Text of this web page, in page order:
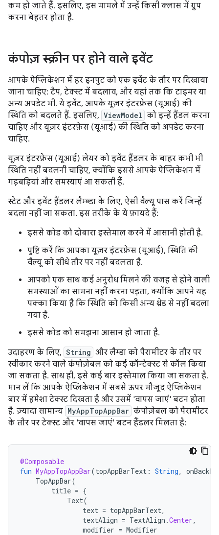
कम हो जाते हैं. इसलिए, इस मामले में उन्हें किसी क्लास में ग्रुप
करना बेहतर होता है.
कंपोज़ स्क्रीन पर होने वाले इवेंट
आपके ऐप्लिकेशन में हर इनपुट को एक इवेंट के तौर पर दिखाया
जाना चाहिए: टैप, टेक्स्ट में बदलाव, और यहां तक कि टाइमर या
अन्य अपडेट भी. ये इवेंट, आपके यूज़र इंटरफ़ेस (यूआई) की
स्थिति को बदलते हैं. इसलिए, ViewModel को इन्हें हैंडल करना
चाहिए और यूज़र इंटरफ़ेस (यूआई) की स्थिति को अपडेट करना
चाहिए.
यूज़र इंटरफ़ेस (यूआई) लेयर को इवेंट हैंडलर के बाहर कभी भी
स्थिति नहीं बदलनी चाहिए, क्योंकि इससे आपके ऐप्लिकेशन में
गड़बड़ियां और समस्याएं आ सकती हैं.
स्टेट और इवेंट हैंडलर लैम्ब्डा के लिए, ऐसी वैल्यू पास करें जिन्हें
बदला नहीं जा सकता. इस तरीके के ये फ़ायदे हैं:
इससे कोड को दोबारा इस्तेमाल करने में आसानी होती है.
पुष्टि करें कि आपका यूज़र इंटरफ़ेस (यूआई), स्थिति की
वैल्यू को सीधे तौर पर नहीं बदलता है.
आपको एक साथ कई अनुरोध मिलने की वजह से होने वाली
समस्याओं का सामना नहीं करना पड़ता, क्योंकि आपने यह
पक्का किया है कि स्थिति को किसी अन्य थ्रेड से नहीं बदला
गया है.
इससे कोड को समझना आसान हो जाता है.
उदाहरण के लिए, String और लैम्डा को पैरामीटर के तौर पर
स्वीकार करने वाले कंपोज़ेबल को कई कॉन्टेक्स्ट से कॉल किया
जा सकता है. साथ ही, इसे कई बार इस्तेमाल किया जा सकता है.
मान लें कि आपके ऐप्लिकेशन में सबसे ऊपर मौजूद ऐप्लिकेशन
बार में हमेशा टेक्स्ट दिखता है और उसमें 'वापस जाएं' बटन होता
है. ज़्यादा सामान्य MyAppTopAppBar कंपोज़ेबल को पैरामीटर
के तौर पर टेक्स्ट और 'वापस जाएं' बटन हैंडलर मिलता है:
@Composable
fun MyAppTopAppBar(topAppBarText : String,
TopAppBar(
title = {
Text(
text = topAppBarText,
textAlign = TextAlign .Center,
modifier = Modifier